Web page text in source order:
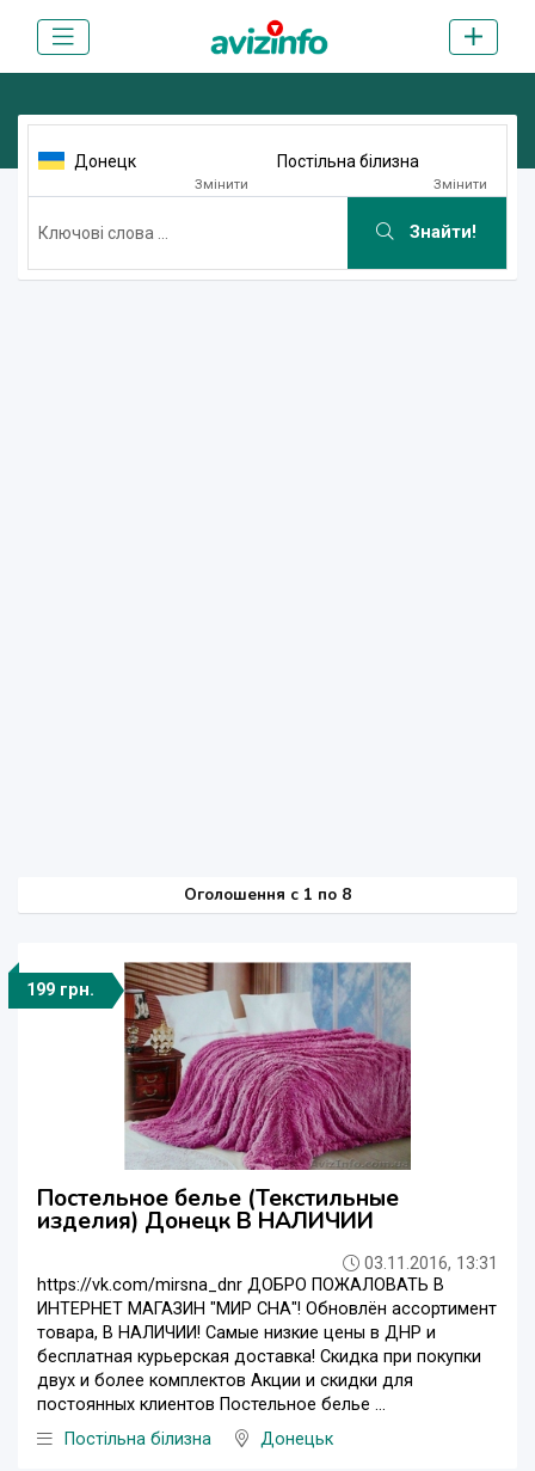
Донецк
Змінити
Постільна білизна
Змінити
Знайти!
Оголошення c 1 по 8
199 грн.
Постельное белье (Текстильные
изделия) Донецк В НАЛИЧИИ
03.11.2016, 13:31
https://vk.com/mirsna_dnr ДОБРО ПОЖАЛОВАТЬ В
ИНТЕРНЕТ МАГАЗИН "МИР СНА"! Обновлён ассортимент
товара, В НАЛИЧИИ! Самые низкие цены в ДНР и
бесплатная курьерская доставка! Скидка при покупки
двух и более комплектов Акции и скидки для
постоянных клиентов Постельное белье ...
Постільна білизна
Донецьк